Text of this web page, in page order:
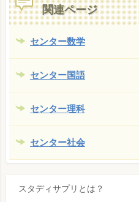
関連ページ
センター数学
センター国語
センター理科
センター社会
スタディサプリとは？